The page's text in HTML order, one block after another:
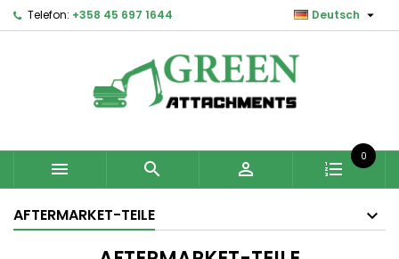
Telefon: +358 45 697 1644 Deutsch 
  
0
AFTERMARKET-TEILE